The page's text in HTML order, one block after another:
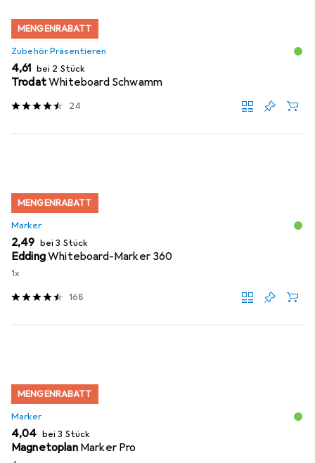
MENGENRABATT
Zubehör Präsentieren
EUR
4,61 bei 2 Stück
TrodatWhiteboard Schwamm
24
MENGENRABATT
Marker
EUR
2,49 bei 3 Stück
EddingWhiteboard-Marker 360
1x
168
MENGENRABATT
Marker
EUR
4,04 bei 3 Stück
Magnetoplan Marker Pro